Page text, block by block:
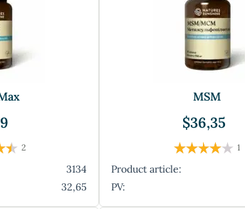
2
3134
32,65
MSM
$36,35
1
Product article:
PV: